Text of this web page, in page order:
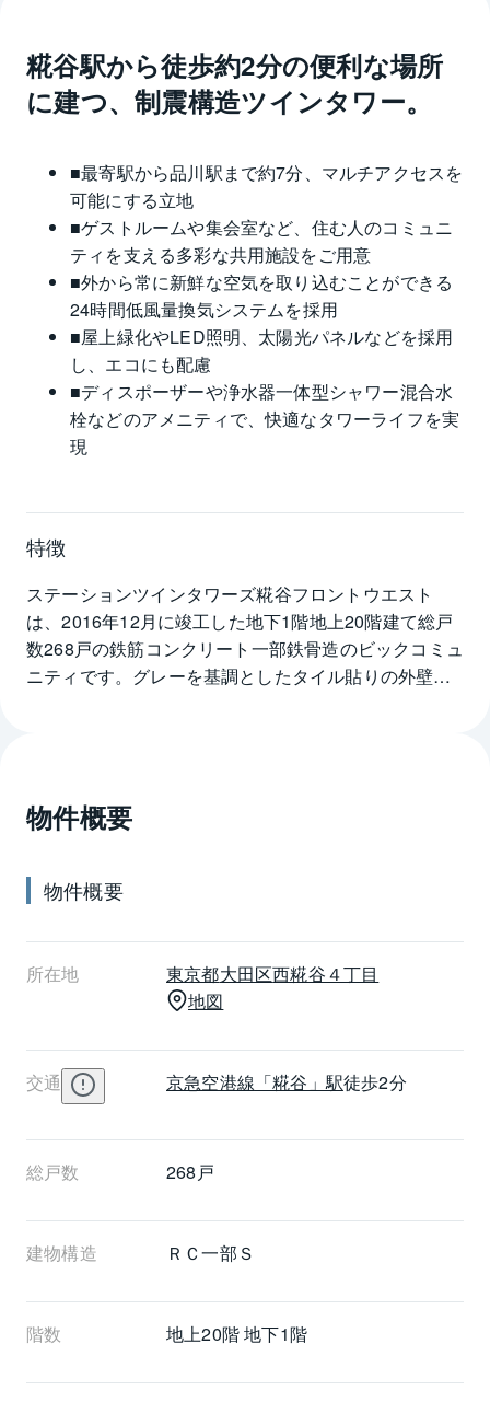
糀谷駅から徒歩約2分の便利な場所
に建つ、制震構造ツインタワー。
■最寄駅から品川駅まで約7分、マルチアクセスを
可能にする立地
■ゲストルームや集会室など、住む人のコミュニ
ティを支える多彩な共用施設をご用意
■外から常に新鮮な空気を取り込むことができる
24時間低風量換気システムを採用
■屋上緑化やLED照明、太陽光パネルなどを採用
し、エコにも配慮
■ディスポーザーや浄水器一体型シャワー混合水
栓などのアメニティで、快適なタワーライフを実
現
特徴
ステーションツインタワーズ糀谷フロントウエスト
は、2016年12月に竣工した地下1階地上20階建て総戸
数268戸の鉄筋コンクリート一部鉄骨造のビックコミュ
ニティです。グレーを基調としたタイル貼りの外壁
急蒲田駅は、駅から徒歩10分で2駅を利用することが可
能で毎日の通勤、通学にも利便性に優れています。ス
歩圏内には、スーパー、コンビニエンスストア、飲食
あり暮らしの買い物も近隣で済ませる事ができます。
呑川と一体となった夫婦橋親水公園や、プールや野球
場の施設も入る荻中公園など、休日にのんびりとした
居住者にとって嬉しい施設です。ステーションツイン
タワーズ糀谷フロントウエストの一住戸の専有面積
を選ぶことができます。オートロック設備や防犯カメ
ラも完備されており安心して暮らすことができます。1
ント利用者の動線が出来る限り交わらないように配慮
された計画です。
物件概要
物件概要
所在地 東京都大田区西糀谷４丁目
地図
交通 京急空港線 「糀谷」駅徒歩2分
総戸数 268戸
建物構造 ＲＣ一部Ｓ
階数 地上20階 地下1階